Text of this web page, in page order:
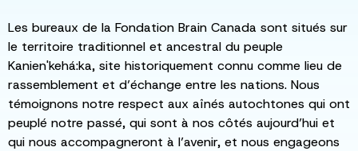
Les bureaux de la Fondation Brain Canada sont situés sur
le territoire traditionnel et ancestral du peuple
Kanien'kehá:ka, site historiquement connu comme lieu de
rassemblement et d’échange entre les nations. Nous
témoignons notre respect aux aînés autochtones qui ont
peuplé notre passé, qui sont à nos côtés aujourd’hui et
qui nous accompagneront à l’avenir, et nous engageons